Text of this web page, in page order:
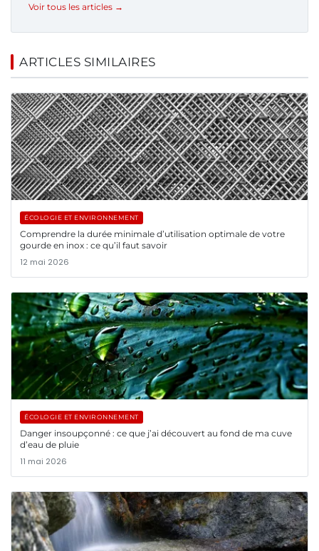
Voir tous les articles →
ARTICLES SIMILAIRES
ÉCOLOGIE ET ENVIRONNEMENT
Comprendre la durée minimale d’utilisation optimale de votre
gourde en inox : ce qu’il faut savoir
12 mai 2026
ÉCOLOGIE ET ENVIRONNEMENT
Danger insoupçonné : ce que j’ai découvert au fond de ma cuve
d’eau de pluie
11 mai 2026